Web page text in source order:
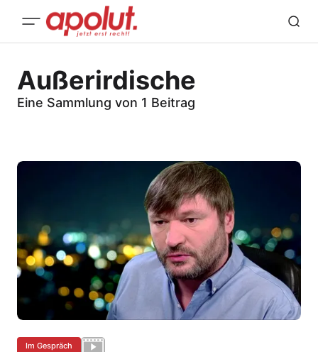
Außerirdische
Eine Sammlung von 1 Beitrag
Im Gespräch